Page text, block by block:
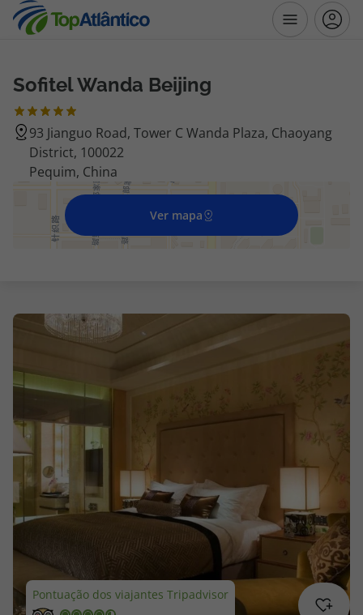
Destinos
Voos
Hotéis
Voos + Hotel
Escapadinhas
Cruzeiros
Promoções
Especialistas
Cheque Viagem
Rede de Lojas
Blog TopViagens
Sofitel Wanda Beijing
93 Jianguo Road, Tower C Wanda Plaza, Chaoyang
District, 100022
Pequim, China
Ver mapa
Pontuação dos viajantes Tripadvisor